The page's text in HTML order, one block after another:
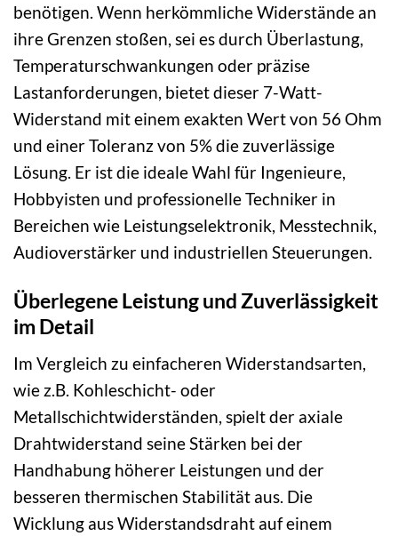
benötigen. Wenn herkömmliche Widerstände an
ihre Grenzen stoßen, sei es durch Überlastung,
Temperaturschwankungen oder präzise
Lastanforderungen, bietet dieser 7-Watt-
Widerstand mit einem exakten Wert von 56 Ohm
und einer Toleranz von 5% die zuverlässige
Lösung. Er ist die ideale Wahl für Ingenieure,
Hobbyisten und professionelle Techniker in
Bereichen wie Leistungselektronik, Messtechnik,
Audioverstärker und industriellen Steuerungen.
Überlegene Leistung und Zuverlässigkeit
im Detail
Im Vergleich zu einfacheren Widerstandsarten,
wie z.B. Kohleschicht- oder
Metallschichtwiderständen, spielt der axiale
Drahtwiderstand seine Stärken bei der
Handhabung höherer Leistungen und der
besseren thermischen Stabilität aus. Die
Wicklung aus Widerstandsdraht auf einem